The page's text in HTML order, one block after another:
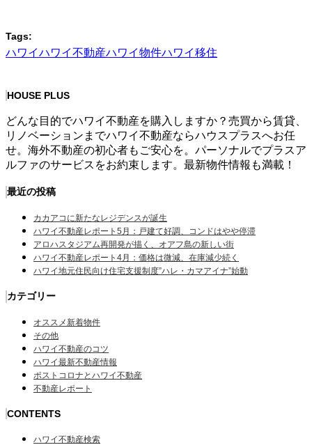
Tags:
ハワイハワイ不動産ハワイ物件ハワイ移住
HOUSE PLUS
どんな目的でハワイ不動産を購入しますか？売買から賃貸、
リノベーションまでハワイ不動産ならハウスプラスへお任
せ。海外不動産の初心者もご安心を。パーソナルでプラスア
ルファのサービスをお約束します。最新物件情報も満載！
最近の投稿
カカアコに新たなレジデンスが誕生
ハワイ不動産レポート5月：戸建て好調、コンドはやや停滞
アロハスタジアム再開発が描く、オアフ島の新しい街
ハワイ不動産レポート4月：価格は微減、在庫減少続く
ハワイ地元住民向け住宅支援制度”ハレ・カマアイナ”始動
カテゴリー
オススメ新着物件
その他
ハワイ不動産のコツ
ハワイ最新不動産情報
ポストコロナとハワイ不動産
不動産レポート
CONTENTS
ハワイ不動産検索